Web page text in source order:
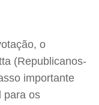
o
(Republicanos-
importante
para os